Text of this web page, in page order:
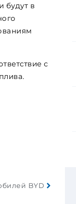
будут в
с
BYD